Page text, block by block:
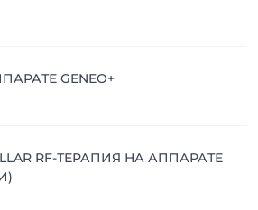
GENEO+
RF-ТЕРАПИЯ НА АППАРАТЕ